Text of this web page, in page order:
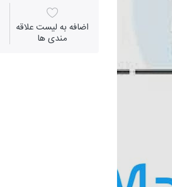
اضافه به لیست علاقه
مندی ها